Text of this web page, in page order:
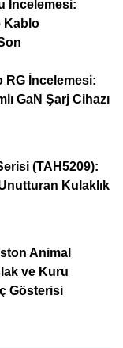
İncelemesi:
Kablo
RG İncelemesi:
GaN Şarj Cihazı
(TAH5209):
Kulaklık
Animal
ve Kuru
Gösterisi